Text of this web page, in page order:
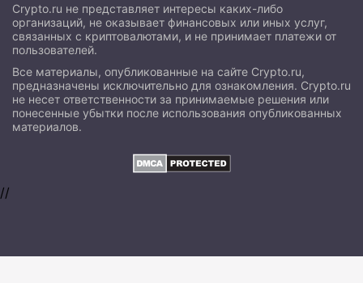
Crypto.ru не представляет интересы каких-либо
организаций, не оказывает финансовых или иных услуг,
связанных с криптовалютами, и не принимает платежи от
пользователей.
Все материалы, опубликованные на сайте Crypto.ru,
предназначены исключительно для ознакомления. Crypto.ru
не несет ответственности за принимаемые решения или
понесенные убытки после использования опубликованных
материалов.
//